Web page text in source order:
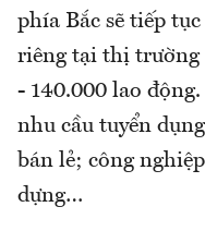
phía Bắc sẽ tiếp
riêng tại thị trường
- 140.000 lao
nhu cầu tuyển
bán lẻ; công
dựng…